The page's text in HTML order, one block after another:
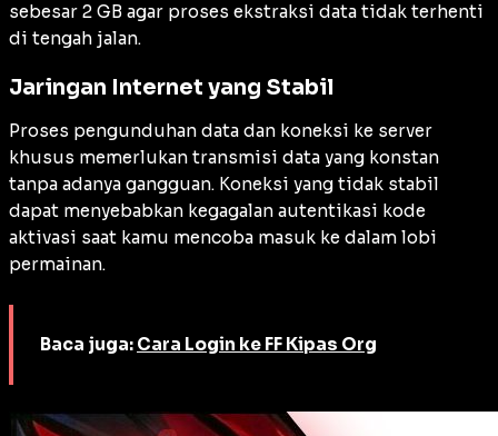
sebesar 2 GB agar proses ekstraksi data tidak terhenti
di tengah jalan.
Jaringan Internet yang Stabil
Proses pengunduhan data dan koneksi ke server
khusus memerlukan transmisi data yang konstan
tanpa adanya gangguan. Koneksi yang tidak stabil
dapat menyebabkan kegagalan autentikasi kode
aktivasi saat kamu mencoba masuk ke dalam lobi
permainan.
Baca juga: Cara Login ke FF Kipas Org